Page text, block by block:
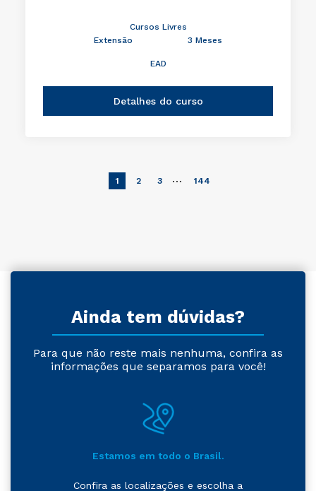
Cursos Livres
Extensão
3 Meses
EAD
Detalhes do curso
1 2 3 … 144
Ainda tem dúvidas?
Para que não reste mais nenhuma, confira as
informações que separamos para você!
Estamos em todo o Brasil.
Confira as localizações e escolha a